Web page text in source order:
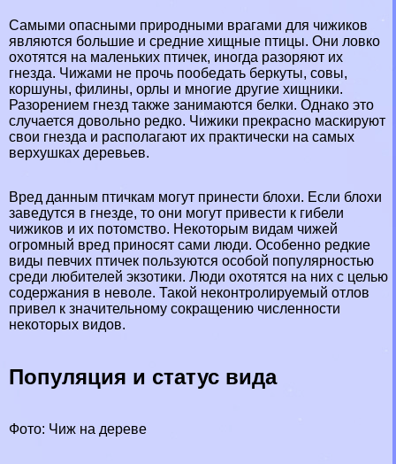
Самыми опасными природными врагами для чижиков
являются большие и средние хищные птицы. Они ловко
охотятся на маленьких птичек, иногда разоряют их
гнезда. Чижами не прочь пообедать беркуты, совы,
коршуны, филины, орлы и многие другие хищники.
Разорением гнезд также занимаются белки. Однако это
случается довольно редко. Чижики прекрасно маскируют
свои гнезда и располагают их пpaктически на самых
верхушках деревьев.
Вред данным птичкам могут принести блохи. Если блохи
заведутся в гнезде, то они могут привести к гибели
чижиков и их потомство. Некоторым видам чижей
огромный вред приносят сами люди. Особенно редкие
виды певчих птичек пользуются особой популярностью
среди любителей экзотики. Люди охотятся на них с целью
содержания в неволе. Такой неконтролируемый отлов
привел к значительному сокращению численности
некоторых видов.
Популяция и статус вида
Фото: Чиж на дереве